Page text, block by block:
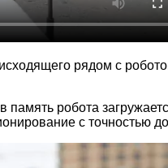
рядом с
робота
с точностью